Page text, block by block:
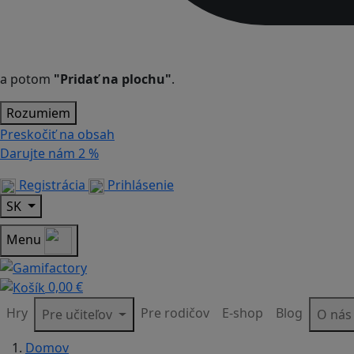
a potom "Pridať na plochu".
Rozumiem
Preskočiť na obsah
Darujte nám 2 %
Registrácia
Prihlásenie
SK
Menu
0,00 €
Hry
Pre učiteľov Pre rodičov E-shop Blog
O nás
Domov